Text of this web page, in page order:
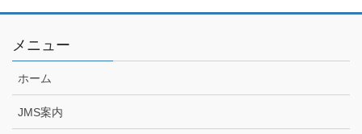
メニュー
ホーム
JMS案内